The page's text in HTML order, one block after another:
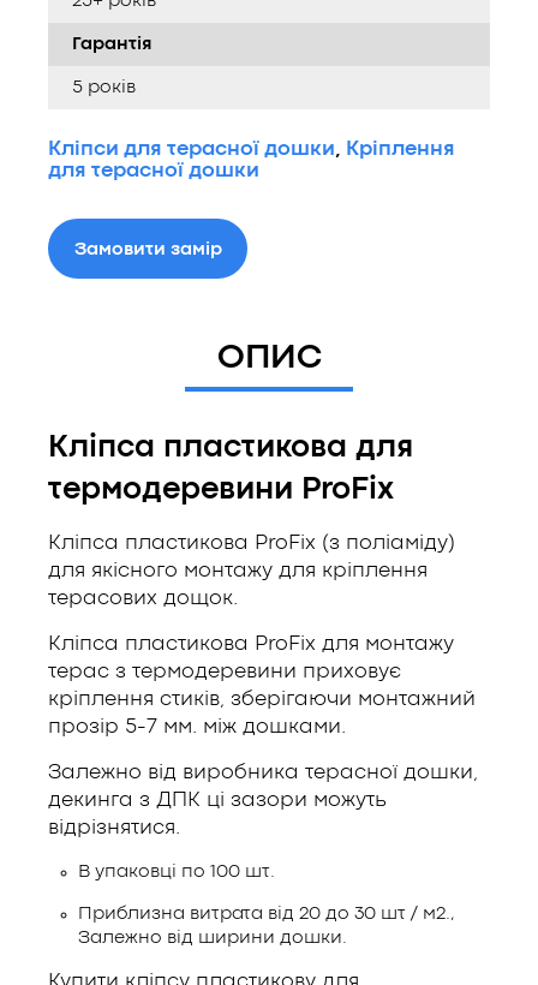
Гарантія
5 років
Кліпси для терасної дошки
Кріплення
для терасної дошки
Замовити замір
ОПИС
Кліпса пластикова для
термодеревини ProFix
Кліпса пластикова ProFix (з поліаміду)
для якісного монтажу для кріплення
терасових дощок.
Кліпса пластикова ProFix для монтажу
терас з термодеревини приховує
кріплення стиків, зберігаючи монтажний
прозір 5-7 мм. між дошками.
Залежно від виробника терасної дошки,
декинга з ДПК ці зазори можуть
відрізнятися.
В упаковці по 100 шт.
Приблизна витрата від 20 до 30 шт / м2.,
Залежно від ширини дошки.